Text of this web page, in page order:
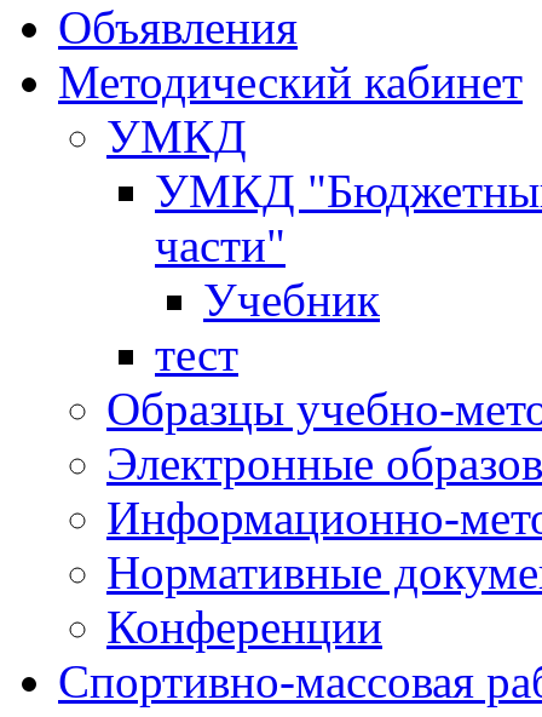
Объявления
Методический кабинет
УМКД
УМКД "Бюджетный
части"
Учебник
тест
Образцы учебно-
Электронные
Информационно-
Нормативные
Конференции
Спортивно-массовая